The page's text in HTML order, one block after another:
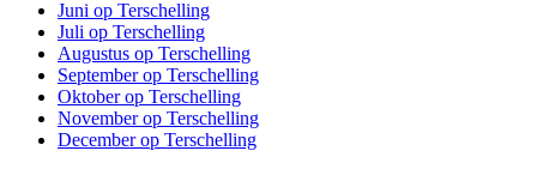
Juni op Terschelling
Juli op Terschelling
Augustus op Terschelling
September op Terschelling
Oktober op Terschelling
November op Terschelling
December op Terschelling